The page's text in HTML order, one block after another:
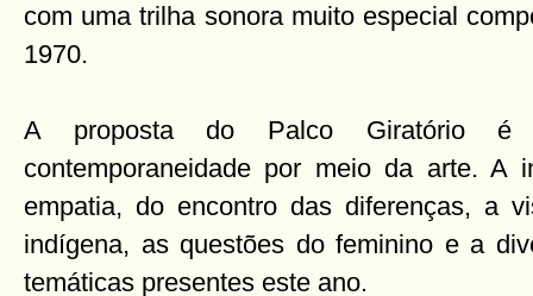
com uma trilha sonora muito especial
1970.
A proposta do Palco Giratório é
contemporaneidade por meio da arte. A
empatia, do encontro das diferenças, a
indígena, as questões do feminino e a
temáticas presentes este ano.